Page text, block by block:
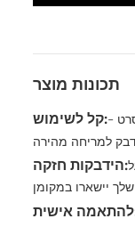
תכונות מוצר
קל לשימוש:-
הידבקות חזקה: